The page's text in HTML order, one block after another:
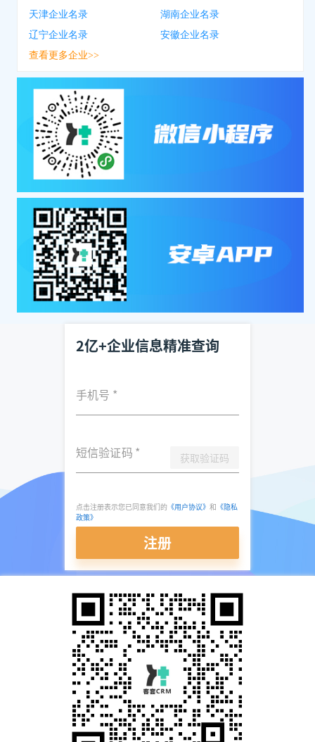
天津企业名录
湖南企业名录
辽宁企业名录
安徽企业名录
查看更多企业>>
2亿+企业信息精准查询
手机号 *
短信验证码 * 获取验证码
点击注册表示您已同意我们的 《用户协议》 和 《隐私
政策》
注册